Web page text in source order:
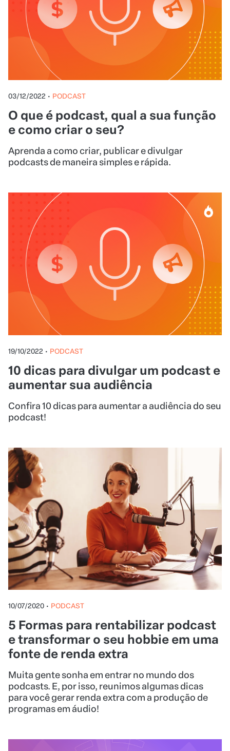
03/12/2022 • PODCAST
O que é podcast, qual a sua função
e como criar o seu?
Aprenda a como criar, publicar e divulgar
podcasts de maneira simples e rápida.
19/10/2022 • PODCAST
10 dicas para divulgar um podcast e
aumentar sua audiência
Confira 10 dicas para aumentar a audiência do seu
podcast!
10/07/2020 • PODCAST
5 Formas para rentabilizar podcast
e transformar o seu hobbie em uma
fonte de renda extra
Muita gente sonha em entrar no mundo dos
podcasts. E, por isso, reunimos algumas dicas
para você gerar renda extra com a produção de
programas em áudio!